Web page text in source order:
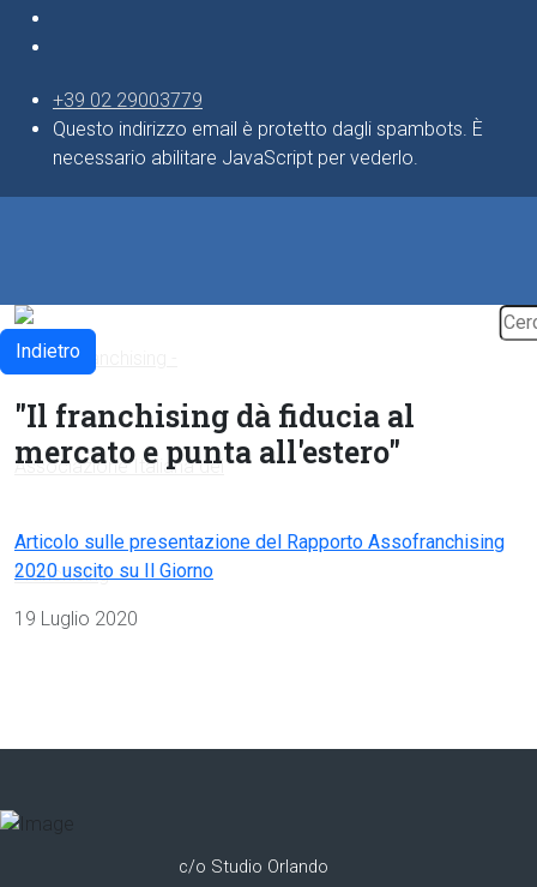
+39 02 29003779
Questo indirizzo email è protetto dagli spambots. È
necessario abilitare JavaScript per vederlo.
Indietro
"Il franchising dà fiducia al
mercato e punta all'estero"
Articolo sulle presentazione del Rapporto Assofranchising
2020 uscito su Il Giorno
Dettagli
19 Luglio 2020
c/o Studio Orlando